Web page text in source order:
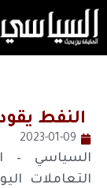
النفط
2023-01-09
السياسي –
التعاملات